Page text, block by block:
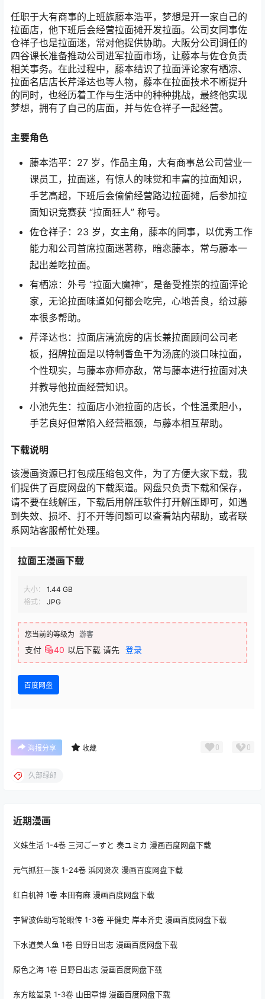
任职于大有商事的上班族藤本浩平，梦想是开一家自己的
拉面店，他下班后会经营拉面摊开发拉面。公司女同事佐
仓祥子也是拉面迷，常对他提供协助。大阪分公司调任的
四谷课长准备推动公司进军拉面市场，让藤本与佐仓负责
相关事务。在此过程中，藤本结识了拉面评论家有栖凉、
拉面名店店长芹泽达也等人物，藤本在拉面技术不断提升
的同时，也经历着工作与生活中的种种挑战，最终他实现
梦想，拥有了自己的店面，并与佐仓祥子一起经营。
主要角色
藤本浩平：27 岁，作品主角，大有商事总公司营业一
课员工，拉面迷，有惊人的味觉和丰富的拉面知识，
手艺高超，下班后会偷偷经营路边拉面摊，后参加拉
面知识竞赛获 “拉面狂人” 称号。
佐仓祥子：23 岁，女主角，藤本的同事，以优秀工作
能力和公司首席拉面迷著称，暗恋藤本，常与藤本一
起出差吃拉面。
有栖凉：外号 “拉面大魔神”，是备受推崇的拉面评论
家，无论拉面味道如何都会吃完，心地善良，给过藤
本很多帮助。
芹泽达也：拉面店清流房的店长兼拉面顾问公司老
板，招牌拉面是以特制香鱼干为汤底的淡口味拉面，
个性现实，与藤本亦师亦敌，常与藤本进行拉面对决
并教导他拉面经营知识。
小池先生：拉面店小池拉面的店长，个性温柔胆小，
手艺良好但常陷入经营瓶颈，与藤本相互帮助。
下载说明
该漫画资源已打包成压缩包文件，为了方便大家下载，我
们提供了百度网盘的下载渠道。网盘只负责下载和保存，
请不要在线解压，下载后用解压软件打开解压即可，如遇
到失效、损坏、打不开等问题可以查看站内帮助，或者联
系网站客服帮忙处理。
拉面王漫画下载
大小：
1.44 GB
格式：
JPG
您当前的等级为 游客
支付 40 以后下载 请先 登录
百度网盘
海报分享 收藏 0 0
久部绿郎
近期漫画
义妹生活 1-4卷 三河ごーすと 奏ユミカ 漫画百度网盘下载
元气抓狂一族 1-24卷 浜冈贤次 漫画百度网盘下载
红白机神 1卷 本田有麻 漫画百度网盘下载
宇智波佐助写轮眼传 1-3卷 平健史 岸本齐史 漫画百度网盘下载
下水道美人鱼 1卷 日野日出志 漫画百度网盘下载
原色之海 1卷 日野日出志 漫画百度网盘下载
东方眩晕录 1-3卷 山田章博 漫画百度网盘下载